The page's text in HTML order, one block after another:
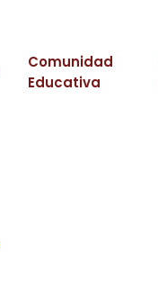
Comunidad
Educativa